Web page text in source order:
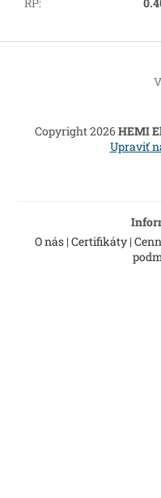
Copyright 2026HEMI
Upraviť
O nás| Certifikáty|